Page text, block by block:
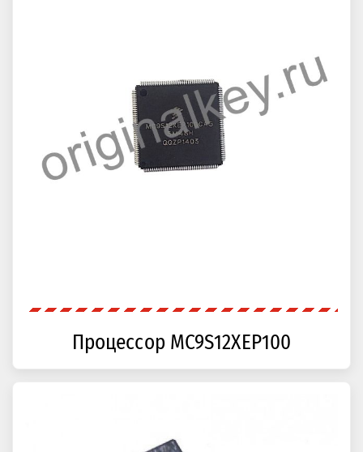
Процессор MC9S12XEP100